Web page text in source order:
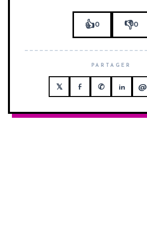
👍0 👎0
PARTAGER
𝕏 f ✆ in @